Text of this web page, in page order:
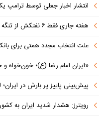
انتشار اخبار جعلی توسط
هفته جاری فقط ۶ نفتکش از تنگه عبور کردند
علت انتخاب مجدد همتی برای بانک مرکزی مشخص
«ایران امام رضا (ع)؛ خون‌خواه
پیش‌بینی پاییز پر بارش در ایران؛
رویترز: هشدار شدید ایران به